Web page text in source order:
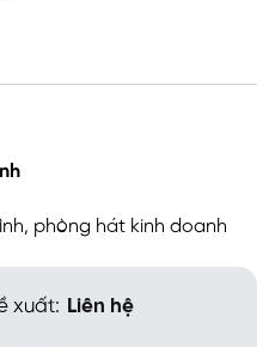
phòng hát kinh doanh
xuất: Liên hệ